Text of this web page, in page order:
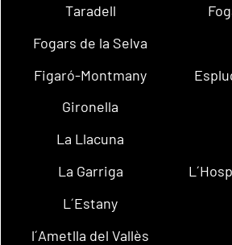
Taradell
Fogars de la Selva
Figaró-Montmany
Gironella
La Llacuna
La Garriga
L´Estany
l´Ametlla del Vallès